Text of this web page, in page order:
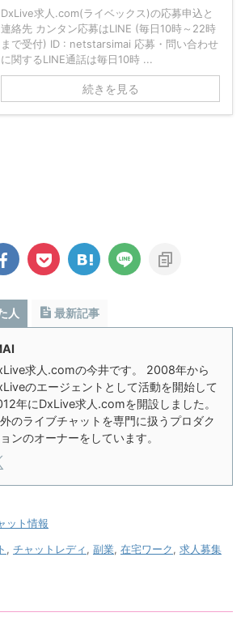
DxLive求人.com(ライベックス)の応募申込と
連絡先 カンタン応募はLINE (毎日10時～22時
まで受付) ID : netstarsimai 応募・問い合わせ
に関するLINE通話は毎日10時 ...
続きを見る
人 最新記事
求人.comの今井です。 2008年から
のエージェントとして活動を開始して
年にDxLive求人.comを開設しました。
のライブチャットを専門に扱うプロダク
ンのオーナーをしています。
ット情報
, チャットレディ, 副業, 在宅ワーク, 求人募集